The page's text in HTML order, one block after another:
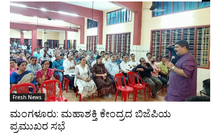
Fresh News
ಮಂಗಳೂರು: ಮಹಾಶಕ್ತಿ ಕೇಂದ್ರದ ಬಿಜೆಪಿಯ
ಪ್ರಮುಖರ ಸಭೆ